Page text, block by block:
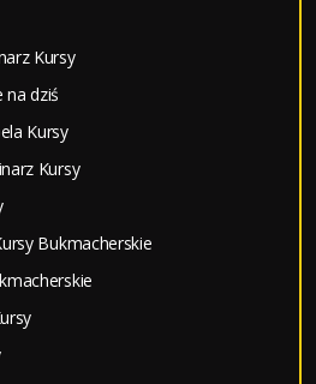
Kursy
na dziś
Kursy
Kursy
Bukmacherskie